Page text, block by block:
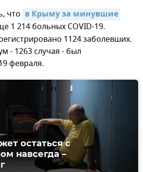
что в Крыму за минувшие
1 214 больных COVID-19.
1124 заболевших.
- 1263 случая - был
февраля.
остаться с
навсегда –